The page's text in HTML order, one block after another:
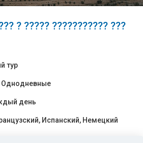
? ????? ??????????? ???
тур
Однодневные
день
Испанский, Немецкий